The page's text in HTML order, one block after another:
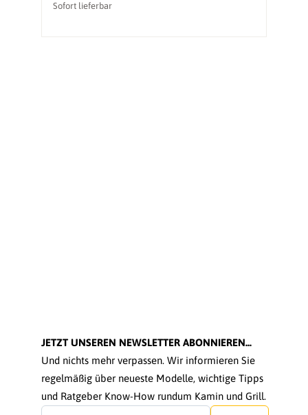
Sofort lieferbar
JETZT UNSEREN NEWSLETTER ABONNIEREN...
Und nichts mehr verpassen. Wir informieren Sie
regelmäßig über neueste Modelle, wichtige Tipps
und Ratgeber Know-How rundum Kamin und Grill.